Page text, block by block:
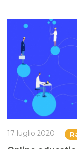
17 luglio 2020